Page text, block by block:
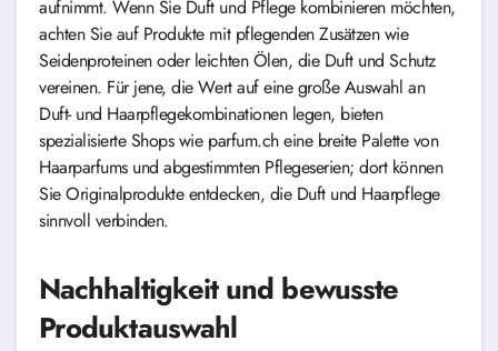
aufnimmt. Wenn Sie Duft und Pflege kombinieren möchten,
achten Sie auf Produkte mit pflegenden Zusätzen wie
Seidenproteinen oder leichten Ölen, die Duft und Schutz
vereinen. Für jene, die Wert auf eine große Auswahl an
Duft- und Haarpflegekombinationen legen, bieten
spezialisierte Shops wie parfum.ch eine breite Palette von
Haarparfums und abgestimmten Pflegeserien; dort können
Sie Originalprodukte entdecken, die Duft und Haarpflege
sinnvoll verbinden.
Nachhaltigkeit und bewusste
Produktauswahl